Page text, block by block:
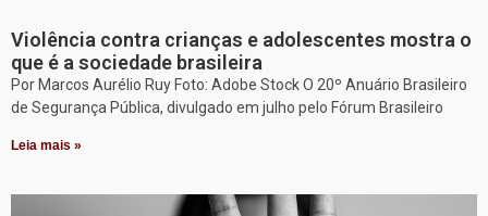
Violência contra crianças e adolescentes mostra o
que é a sociedade brasileira
Por Marcos Aurélio Ruy Foto: Adobe Stock O 20º Anuário Brasileiro
de Segurança Pública, divulgado em julho pelo Fórum Brasileiro
Leia mais »